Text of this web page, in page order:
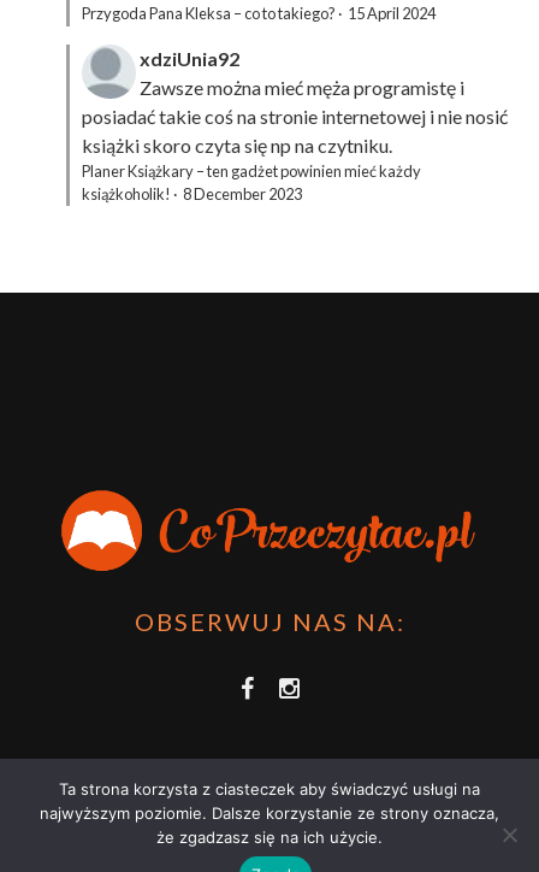
Przygoda Pana Kleksa – co to takiego? · 15 April 2024
xdziUnia92
Zawsze można mieć męża programistę i
posiadać takie coś na stronie internetowej i nie nosić
książki skoro czyta się np na czytniku.
Planer Książkary – ten gadżet powinien mieć każdy
książkoholik! · 8 December 2023
OBSERWUJ NAS NA:
COPRZECZYTAĆ.PL 2021 | STRONA WYKORZYSTUJE PLIKI COOKIES |
Ta strona korzysta z ciasteczek aby świadczyć usługi na
najwyższym poziomie. Dalsze korzystanie ze strony oznacza,
że zgadzasz się na ich użycie.